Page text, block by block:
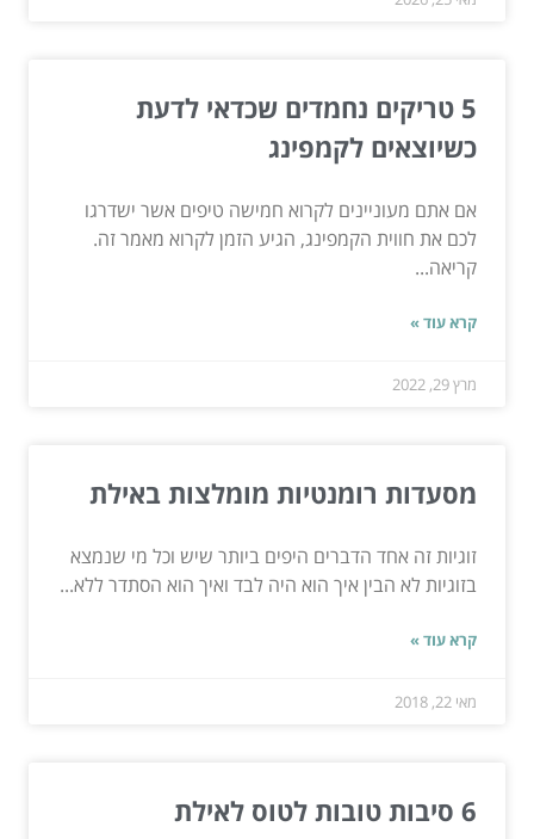
5 טריקים נחמדים שכדאי לדעת
כשיוצאים לקמפינג
אם אתם מעוניינים לקרוא חמישה טיפים אשר ישדרגו
לכם את חווית הקמפינג, הגיע הזמן לקרוא מאמר זה.
קריאה...
קרא עוד »
מרץ 29, 2022
מסעדות רומנטיות מומלצות באילת
זוגיות זה אחד הדברים היפים ביותר שיש וכל מי שנמצא
בזוגיות לא הבין איך הוא היה לבד ואיך הוא הסתדר ללא...
קרא עוד »
מאי 22, 2018
6 סיבות טובות לטוס לאילת